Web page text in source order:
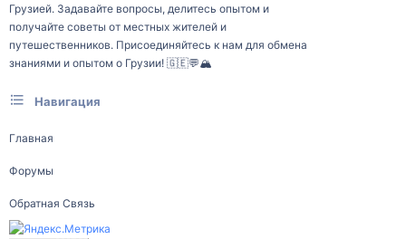
Грузией. Задавайте вопросы, делитесь опытом и
получайте советы от местных жителей и
путешественников. Присоединяйтесь к нам для обмена
знаниями и опытом о Грузии! 🇬🇪💬🏔️
Навигация
Главная
Форумы
Обратная Связь